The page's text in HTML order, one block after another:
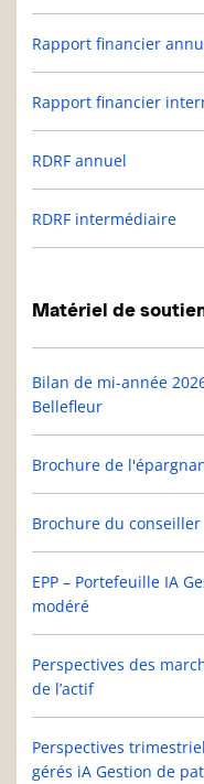
Rapport financier
Rapport financier
RDRF annuel
RDRF intermédiaire
Matériel de
Bilan de mi-année
Bellefleur
Brochure de
Brochure du conseiller
EPP – Portefeuille IA
modéré
Perspectives des
de l’actif
Perspectives
gérés iA Gestion de